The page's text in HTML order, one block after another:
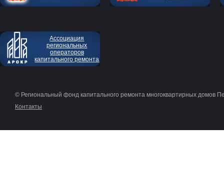
Ассоциация
региональных
операторов
капитального ремонта
© Региональный фонд капитального ремонта многоквартирных домов
Контакты